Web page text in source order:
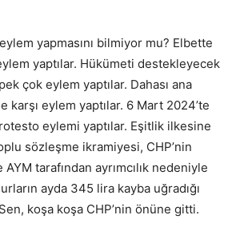
yapmasını bilmiyor mu? Elbette
yaptılar. Hükümeti destekleyecek
çok eylem yaptılar. Dahası ana
karşı eylem yaptılar. 6 Mart 2024’te
eylemi yaptılar. Eşitlik ilkesine
sözleşme ikramiyesi, CHP’nin
tarafından ayrımcılık nedeniyle
ayda 345 lira kayba uğradığı
koşa koşa CHP’nin önüne gitti.